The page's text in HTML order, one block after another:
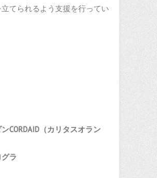
てられるよう支援を行ってい
CORDAID（カリタスオラン
ラ